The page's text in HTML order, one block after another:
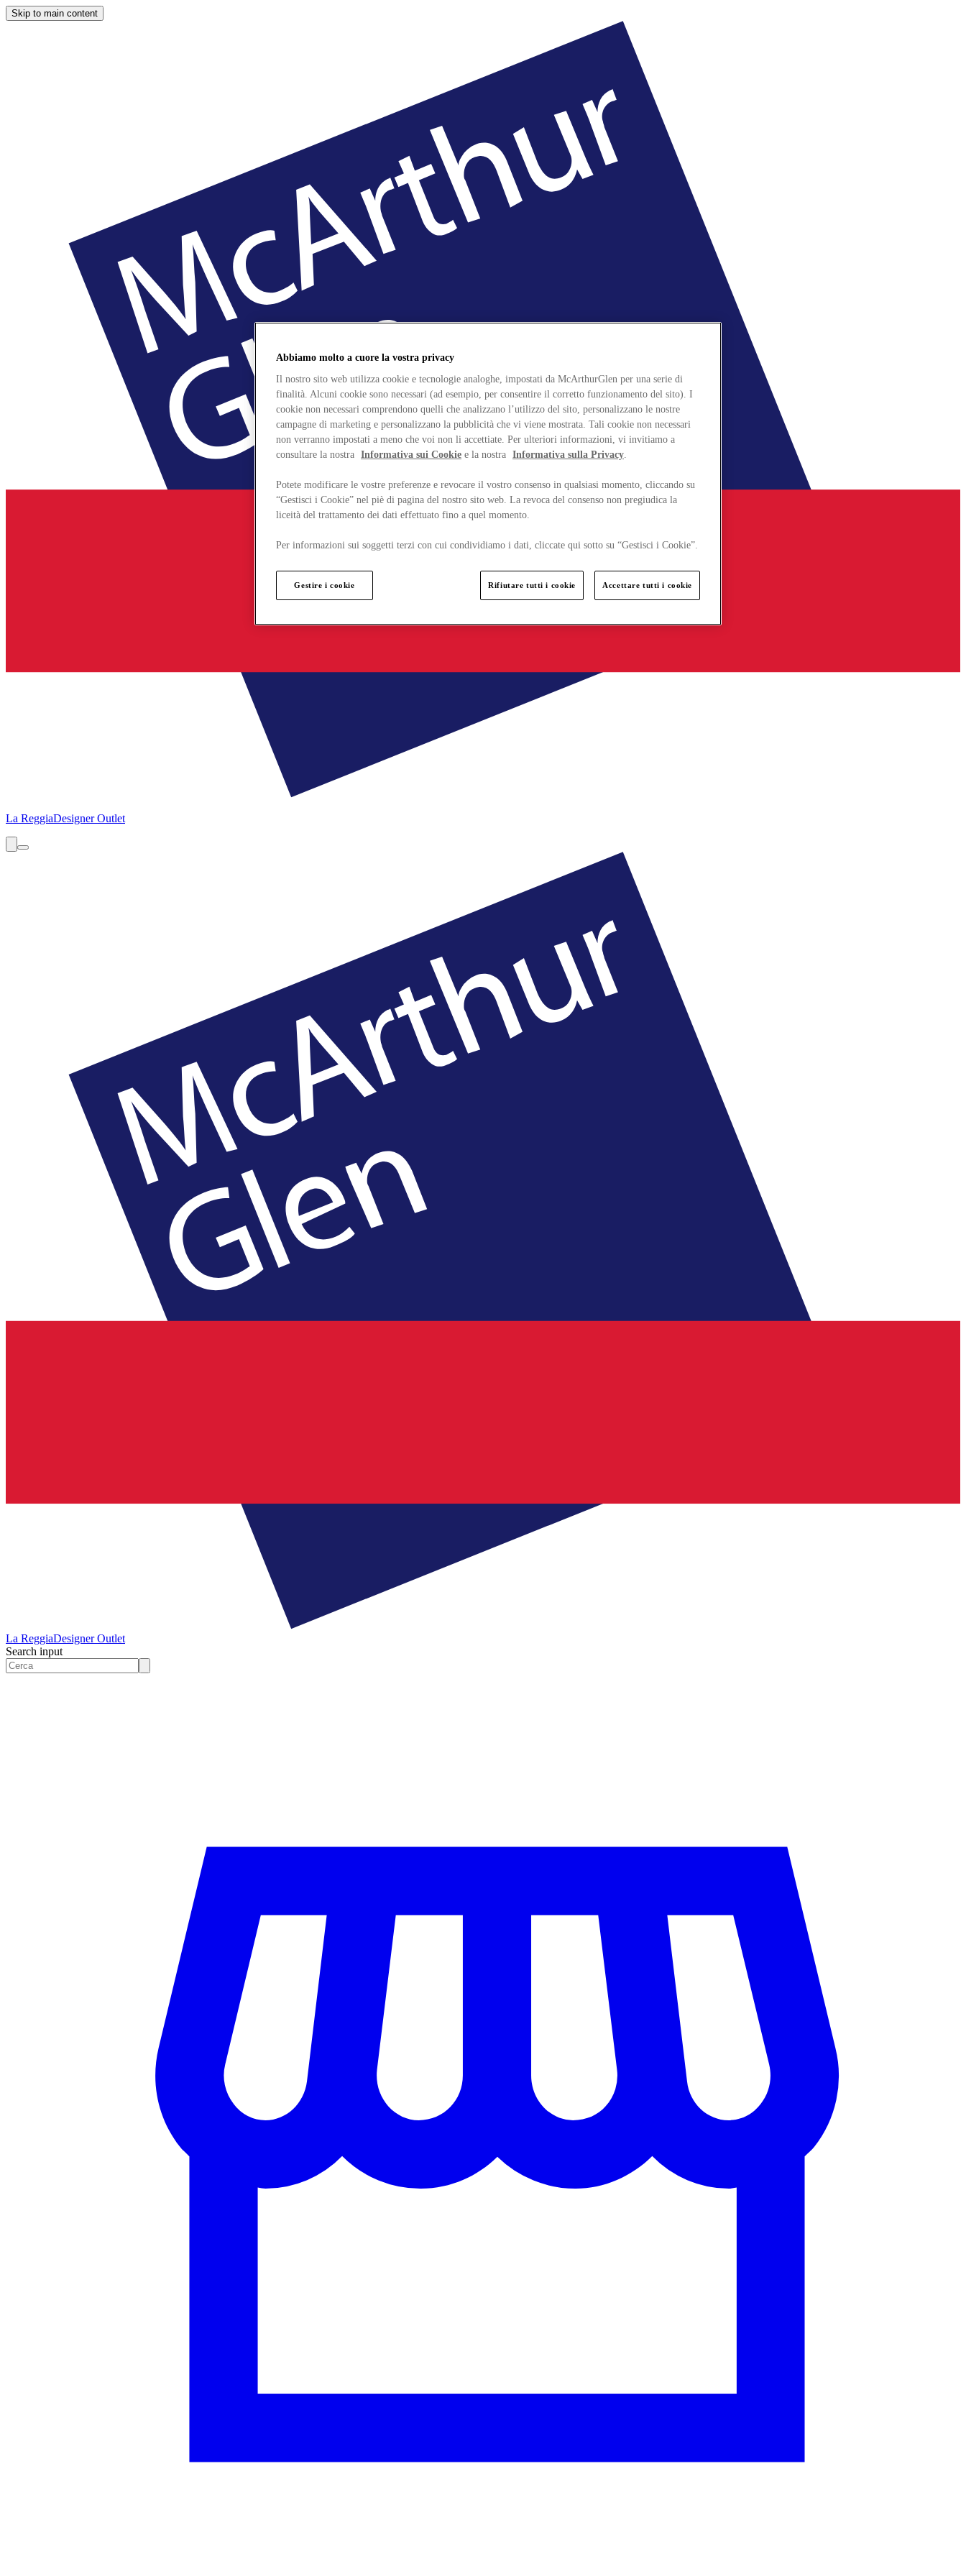
Skip to main content
La ReggiaDesigner Outlet
La ReggiaDesigner Outlet
Search input
Abbiamo molto a cuore la vostra privacy
Il nostro sito web utilizza cookie e tecnologie analoghe, impostati da McArthurGlen per una serie di
finalità. Alcuni cookie sono necessari (ad esempio, per consentire il corretto funzionamento del sito). I
cookie non necessari comprendono quelli che analizzano l’utilizzo del sito, personalizzano le nostre
campagne di marketing e personalizzano la pubblicità che vi viene mostrata. Tali cookie non necessari
non verranno impostati a meno che voi non li accettiate. Per ulteriori informazioni, vi invitiamo a
consultare la nostra Informativa sui Cookie e la nostra Informativa sulla Privacy.
Potete modificare le vostre preferenze e revocare il vostro consenso in qualsiasi momento, cliccando su
“Gestisci i Cookie” nel piè di pagina del nostro sito web. La revoca del consenso non pregiudica la
liceità del trattamento dei dati effettuato fino a quel momento.
Per informazioni sui soggetti terzi con cui condividiamo i dati, cliccate qui sotto su “Gestisci i Cookie”.
Gestire i cookie Rifiutare tutti i cookie Accettare tutti i cookie